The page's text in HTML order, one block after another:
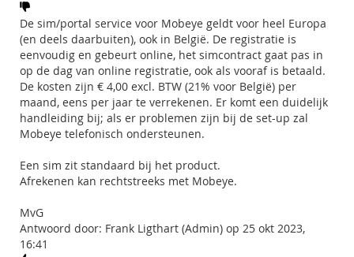
De sim/portal service voor Mobeye geldt voor heel Europa
(en deels daarbuiten), ook in België. De registratie is
eenvoudig en gebeurt online, het simcontract gaat pas in
op de dag van online registratie, ook als vooraf is betaald.
De kosten zijn € 4,00 excl. BTW (21% voor België) per
maand, eens per jaar te verrekenen. Er komt een duidelijk
handleiding bij; als er problemen zijn bij de set-up zal
Mobeye telefonisch ondersteunen.
Een sim zit standaard bij het product.
Afrekenen kan rechtstreeks met Mobeye.
MvG
Antwoord door: Frank Ligthart (Admin) op 25 okt 2023,
16:41